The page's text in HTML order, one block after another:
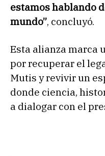
estamos hablando
mundo”, concluyó.
Esta alianza marca
por recuperar el
Mutis y revivir un
donde ciencia,
a dialogar con el